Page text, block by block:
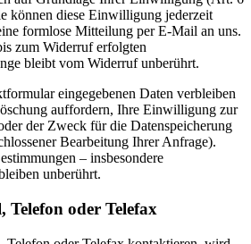
können diese Einwilligung jederzeit
formlose Mitteilung per E-Mail an uns.
zum Widerruf erfolgten
bleibt vom Widerruf unberührt.
eingegebenen Daten verbleiben
auffordern, Ihre Einwilligung zur
der Zweck für die Datenspeicherung
Bearbeitung Ihrer Anfrage).
– insbesondere
unberührt.
oder Telefax